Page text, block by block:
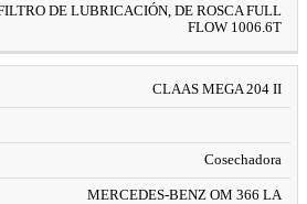
DE LUBRICACIÓN, DE ROSCA FULL
FLOW 1006.6T
CLAAS MEGA 204 II
Cosechadora
MERCEDES-BENZ OM 366 LA